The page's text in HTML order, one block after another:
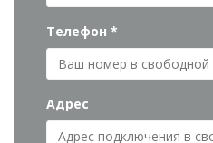
Телефон *
Адрес